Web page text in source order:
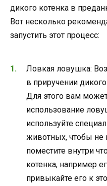
дикого котенка в
Вот несколько
запустить этот процесс:
Ловкая ловушка:
в приручении
Для этого вам
использование
используйте
животных, чтобы не
поместите внутри
котенка, например
привыкайте его к